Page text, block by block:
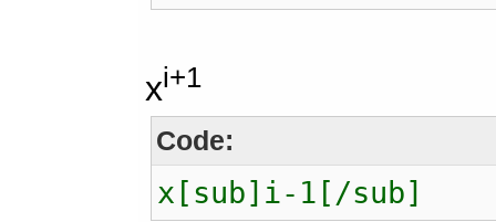
xi+1
Code:
x[sub]i-1[/sub]